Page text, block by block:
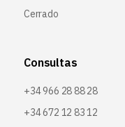
Cerrado
Consultas
+34 966 28 88 28
+34 672 12 83 12